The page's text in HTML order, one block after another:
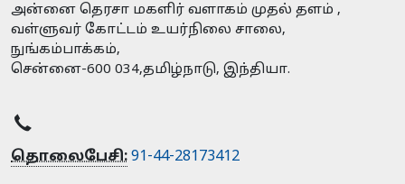
அன்னை தெரசா மகளிர் வளாகம் முதல் தளம் ,
வள்ளுவர் கோட்டம் உயர்நிலை சாலை,
நுங்கம்பாக்கம்,
சென்னை-600 034,தமிழ்நாடு, இந்தியா.
தொலைபேசி: 91-44-28173412